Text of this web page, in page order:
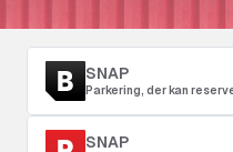
SNAP
Parkering, der kan
SNAP